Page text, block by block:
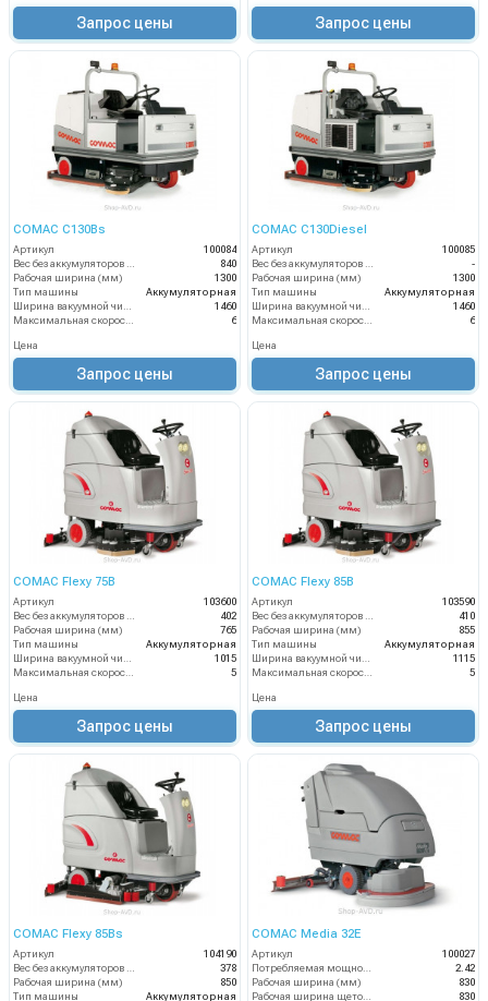
Запрос цены Запрос цены
COMAC C130Bs
Артикул
100084
Вес без аккумуляторов (кг)
840
Рабочая ширина (мм)
1300
Тип машины
Аккумуляторная
Ширина вакуумной чистки (мм)
1460
Максимальная скорость движения (км/ч)
6
Цена
Запрос цены
COMAC C130Diesel
Артикул
100085
Вес без аккумуляторов (кг)
-
Рабочая ширина (мм)
1300
Тип машины
Аккумуляторная
Ширина вакуумной чистки (мм)
1460
Максимальная скорость движения (км/ч)
6
Цена
Запрос цены
COMAC Flexy 75B
Артикул
103600
402
Рабочая ширина (мм)
765
Тип машины
Аккумуляторная
1015
5
Цена
Запрос цены
COMAC Flexy 85B
Артикул
103590
410
Рабочая ширина (мм)
855
Тип машины
Аккумуляторная
1115
5
Цена
Запрос цены
COMAC Flexy 85Bs
Артикул
104190
378
Рабочая ширина (мм)
850
Тип машины
Аккумуляторная
COMAC Media 32E
Артикул
100027
2.42
Рабочая ширина (мм)
830
830